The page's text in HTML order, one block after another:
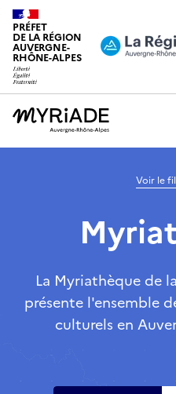
PRÉFET
DE LA RÉGION
AUVERGNE-
RHÔNE-ALPES
Voir le
La Myriathèque de
présente l'ensemble
culturels en